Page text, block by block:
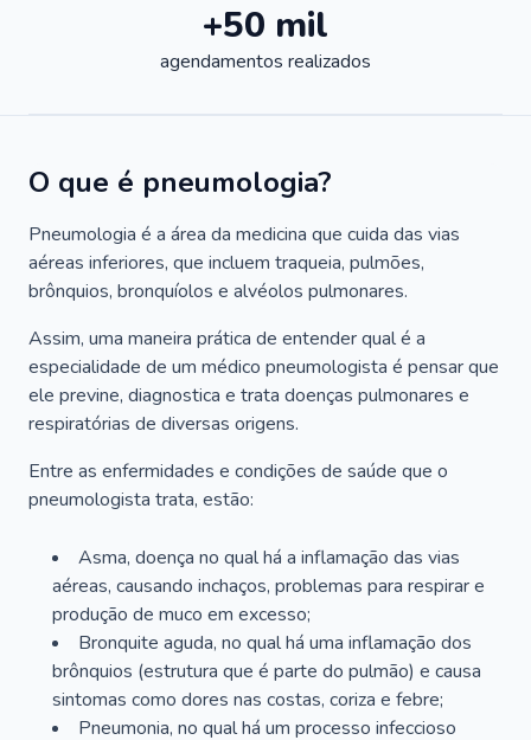
+50 mil
agendamentos realizados
O que é pneumologia?
Pneumologia é a área da medicina que cuida das vias
aéreas inferiores, que incluem traqueia, pulmões,
brônquios, bronquíolos e alvéolos pulmonares.
Assim, uma maneira prática de entender qual é a
especialidade de um médico pneumologista é pensar que
ele previne, diagnostica e trata doenças pulmonares e
respiratórias de diversas origens.
Entre as enfermidades e condições de saúde que o
pneumologista trata, estão:
Asma, doença no qual há a inflamação das vias
aéreas, causando inchaços, problemas para respirar e
produção de muco em excesso;
Bronquite aguda, no qual há uma inflamação dos
brônquios (estrutura que é parte do pulmão) e causa
sintomas como dores nas costas, coriza e febre;
Pneumonia, no qual há um processo infeccioso